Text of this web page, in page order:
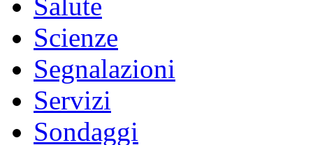
Salute
Scienze
Segnalazioni
Servizi
Sondaggi